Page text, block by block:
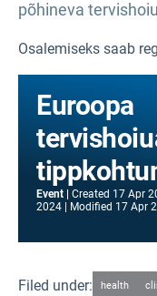
põhineva
Osalemiseks saab
Euroopa
Event Created 17 Apr
2024
Modified 17 Apr
Filed under: health